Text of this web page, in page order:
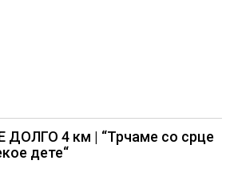
ДОЛГО 4 км | “Трчаме со срце
дете“